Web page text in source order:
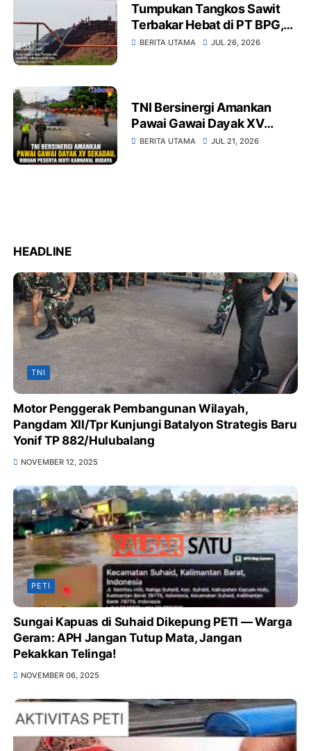
Tumpukan Tangkos Sawit
Terbakar Hebat di PT BPG,
Warga Soroti Dugaan
BERITA UTAMA JUL 26, 2026
TNI Bersinergi Amankan
Pawai Gawai Dayak XV
Sekadau, Ribuan Peserta
BERITA UTAMA JUL 21, 2026
HEADLINE
TNI
Motor Penggerak Pembangunan Wilayah,
Pangdam XII/Tpr Kunjungi Batalyon Strategis Baru
Yonif TP 882/Hulubalang
NOVEMBER 12, 2025
PETI
Sungai Kapuas di Suhaid Dikepung PETI — Warga
Geram: APH Jangan Tutup Mata, Jangan
Pekakkan Telinga!
NOVEMBER 06, 2025